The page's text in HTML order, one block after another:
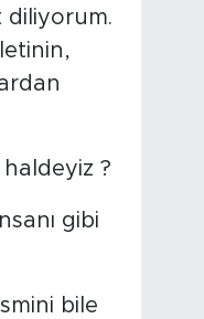
diliyorum.
haldeyiz ?
gibi
bile